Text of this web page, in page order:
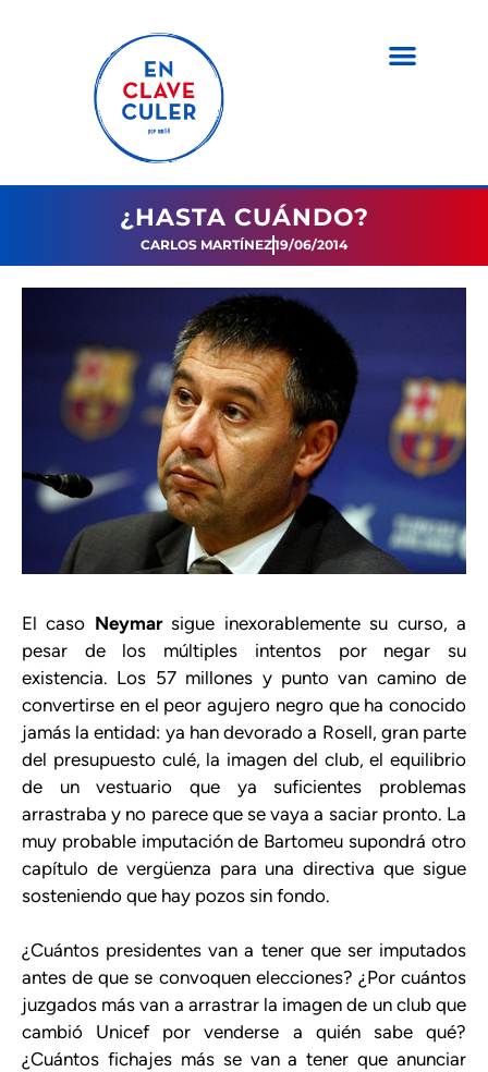
¿HASTA CUÁNDO?
CARLOS MARTÍNEZ19/06/2014
El caso Neymarsigue inexorablemente su curso, a
pesar de los múltiples intentos por negar su
existencia. Los 57 millones y punto van camino de
convertirse en el peor agujero negro que ha conocido
jamás la entidad: ya han devorado a Rosell, gran parte
del presupuesto culé, la imagen del club, el equilibrio
de un vestuario que ya suficientes problemas
arrastraba y no parece que se vaya a saciar pronto. La
muy probable imputación de Bartomeu supondrá otro
capítulo de vergüenza para una directiva que sigue
sosteniendo que hay pozos sin fondo.
¿Cuántos presidentes van a tener que ser imputados
antes de que se convoquen elecciones? ¿Por cuántos
juzgados más van a arrastrar la imagen de un club que
cambió Unicef por venderse a quién sabe qué?
¿Cuántos fichajes más se van a tener que anunciar